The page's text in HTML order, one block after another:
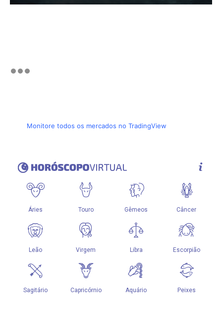
Monitore todos os mercados no TradingView